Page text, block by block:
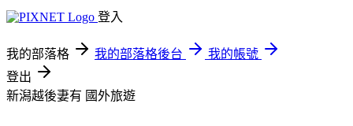
登入
我的部落格 我的部落格後台
我的帳號
登出
新潟越後妻有 國外旅遊